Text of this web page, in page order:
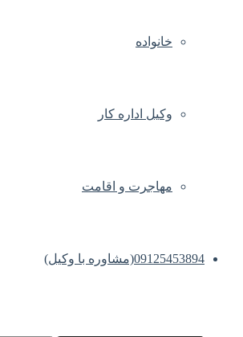
خانواده
وکیل اداره کار
مهاجرت و اقامت
09125453894(مشاوره با وکیل)